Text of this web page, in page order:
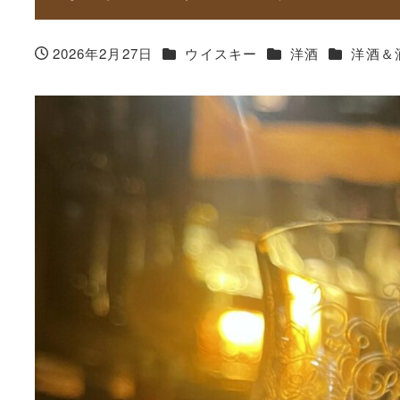
2026年2月27日 カテゴリー
ウイスキー カテゴリー
洋酒 カテゴリー
洋酒＆